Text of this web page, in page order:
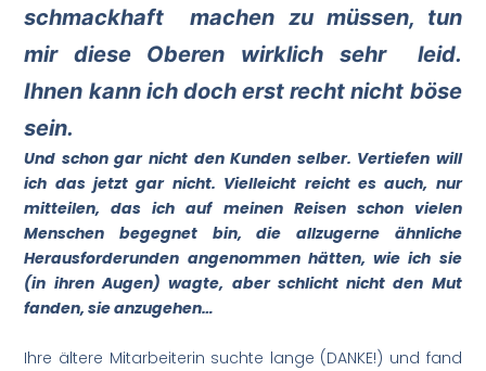
schmackhaft machen zu müssen, tun
mir diese Oberen wirklich sehr leid.
Ihnen kann ich doch erst recht nicht böse
sein.
Und schon gar nicht den Kunden selber. Vertiefen will
ich das jetzt gar nicht. Vielleicht reicht es auch, nur
mitteilen, das ich auf meinen Reisen schon vielen
Menschen begegnet bin, die allzugerne ähnliche
Herausforderunden angenommen hätten, wie ich sie
(in ihren Augen) wagte, aber schlicht nicht den Mut
fanden, sie anzugehen…
Ihre ältere Mitarbeiterin suchte lange (DANKE!) und fand